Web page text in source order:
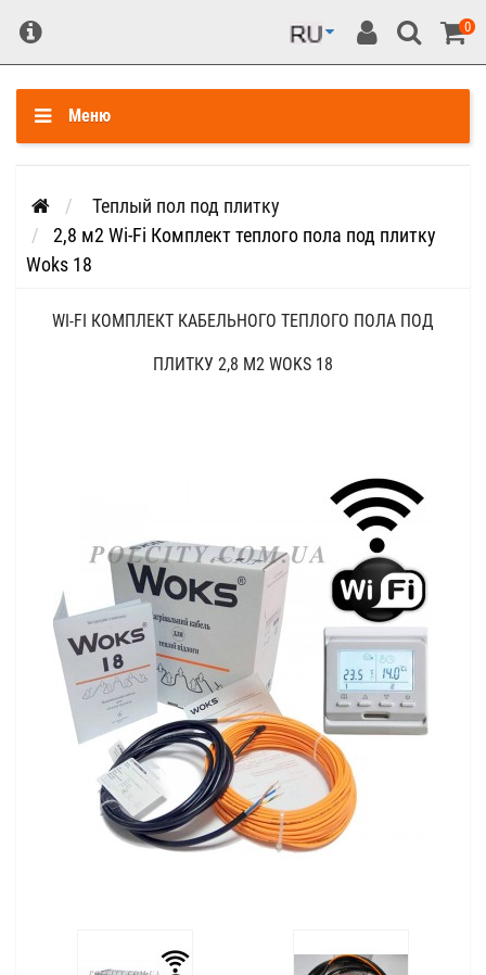
0
Меню
Теплый пол под плитку
2,8 м2 Wi-Fi Комплект теплого пола под плитку
Woks 18
WI-FI КОМПЛЕКТ КАБЕЛЬНОГО ТЕПЛОГО ПОЛА ПОД
ПЛИТКУ 2,8 М2 WOKS 18